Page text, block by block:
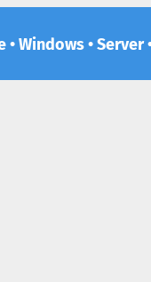
Windows •